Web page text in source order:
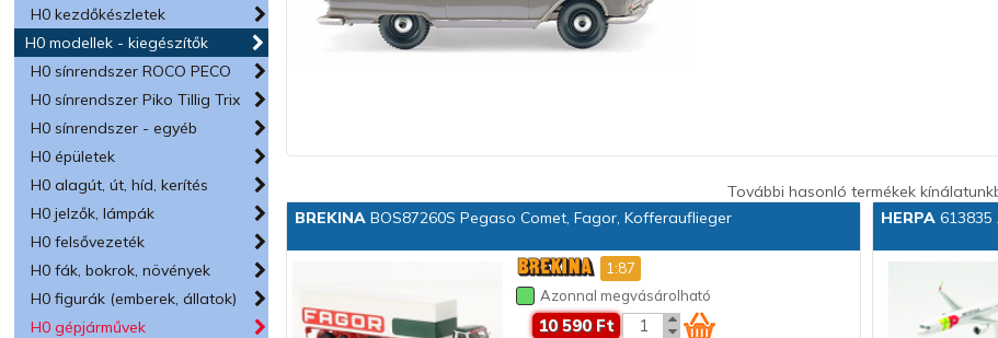
H0 kezdőkészletek
H0 modellek - kiegészítők
H0 sínrendszer ROCO PECO
H0 sínrendszer Piko Tillig Trix
H0 sínrendszer - egyéb
H0 épületek
H0 alagút, út, híd, kerítés
H0 jelzők, lámpák
H0 felsővezeték
H0 fák, bokrok, növények
H0 figurák (emberek, állatok)
H0 gépjárművek
További hasonló termékek
BREKINA BOS87260S Pegaso Comet, Fagor, Kofferauflieger
1:87
Azonnal megvásárolható
10 590 Ft
HERPA613835